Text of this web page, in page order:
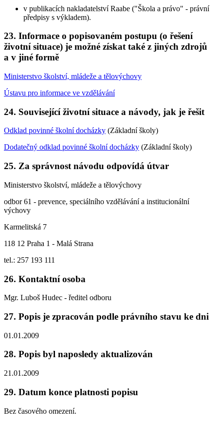
v publikacích nakladatelství Raabe ("Škola a právo" - právní
předpisy s výkladem).
23. Informace o popisovaném postupu (o řešení
životní situace) je možné získat také z jiných zdrojů
a v jiné formě
Ministerstvo školství, mládeže a tělovýchovy
Ústavu pro informace ve vzdělávání
24. Související životní situace a návody, jak je řešit
Odklad povinné školní docházky (Základní školy)
Dodatečný odklad povinné školní docházky (Základní školy)
25. Za správnost návodu odpovídá útvar
Ministerstvo školství, mládeže a tělovýchovy
odbor 61 - prevence, speciálního vzdělávání a institucionální
výchovy
Karmelitská 7
118 12 Praha 1 - Malá Strana
tel.: 257 193 111
26. Kontaktní osoba
Mgr. Luboš Hudec - ředitel odboru
27. Popis je zpracován podle právního stavu ke dni
01.01.2009
28. Popis byl naposledy aktualizován
21.01.2009
29. Datum konce platnosti popisu
Bez časového omezení.